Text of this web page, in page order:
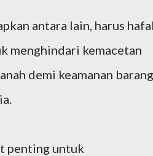
antara lain, harus
menghindari kemacetan
demi keamanan barang
penting untuk